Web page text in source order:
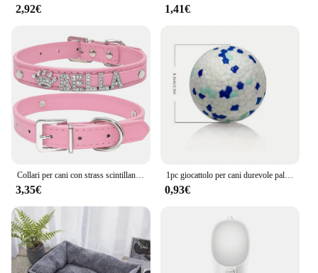
2,92€ 1,41€
Collari per cani con strass scintillanti Collare personalizzato per cani di piccola taglia Chihuahua Collana personalizzata Nome libero Ciondoli Accessori per animali domestici
3,35€
1pc giocattolo per cani durevole palla per l'equipaggio giocattolo per digrignare i denti per animali domestici per forniture interattive per cani da masticare accessorio per fornitura interattiva per animali domestici
0,93€